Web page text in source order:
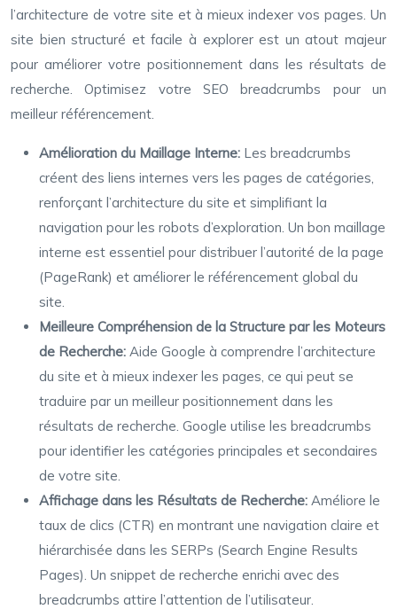
l’architecture de votre site et à mieux indexer vos pages. Un
site bien structuré et facile à explorer est un atout majeur
pour améliorer votre positionnement dans les résultats de
recherche. Optimisez votre SEO breadcrumbs pour un
meilleur référencement.
Amélioration du Maillage Interne: Les breadcrumbs
créent des liens internes vers les pages de catégories,
renforçant l’architecture du site et simplifiant la
navigation pour les robots d’exploration. Un bon maillage
interne est essentiel pour distribuer l’autorité de la page
(PageRank) et améliorer le référencement global du
site.
Meilleure Compréhension de la Structure par les Moteurs
de Recherche: Aide Google à comprendre l’architecture
du site et à mieux indexer les pages, ce qui peut se
traduire par un meilleur positionnement dans les
résultats de recherche. Google utilise les breadcrumbs
pour identifier les catégories principales et secondaires
de votre site.
Affichage dans les Résultats de Recherche: Améliore le
taux de clics (CTR) en montrant une navigation claire et
hiérarchisée dans les SERPs (Search Engine Results
Pages). Un snippet de recherche enrichi avec des
breadcrumbs attire l’attention de l’utilisateur.